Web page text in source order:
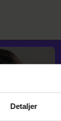
Detaljer